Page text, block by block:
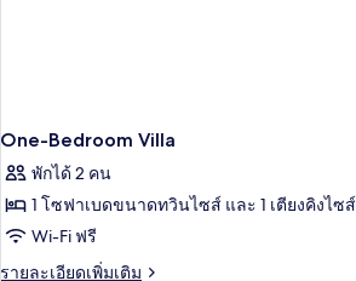
One-Bedroom Villa
พักได้ 2 คน
1 โซฟาเบดขนาดทวินไซส์ และ 1 เตียงคิงไซส์
Wi-Fi ฟรี
รายละเอียดเพิ่มเติม
ราย